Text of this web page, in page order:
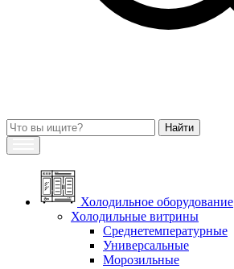
Холодильное оборудование
Холодильные витрины
Среднетемпературные
Универсальные
Морозильные